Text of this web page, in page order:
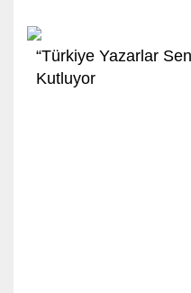
“Türkiye Yazarlar
Kutluyor